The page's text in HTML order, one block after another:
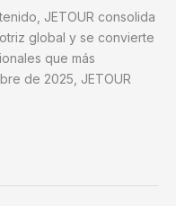
JETOUR consolida
global y se convierte
que más
de 2025, JETOUR